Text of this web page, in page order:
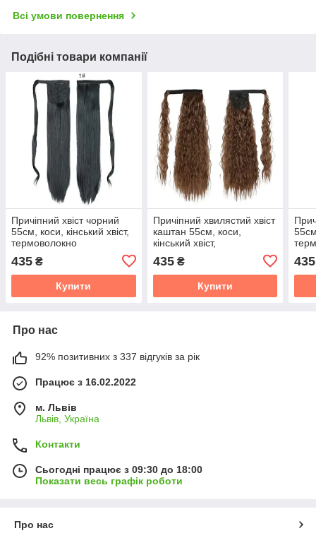
Всі умови повернення
Подібні товари компанії
Причіпний хвіст чорний
55см, коси, кінський хвіст,
термоволокно
435 ₴
Купити
Причіпний хвилястий хвіст
каштан 55см, коси,
кінський хвіст,
435₴
Купити
435
Про нас
92% позитивних з 337 відгуків за рік
Працює з 16.02.2022
м. Львів
Львів, Україна
Контакти
Сьогодні працює з 09:30 до 18:00
Показати весь графік роботи
Про нас